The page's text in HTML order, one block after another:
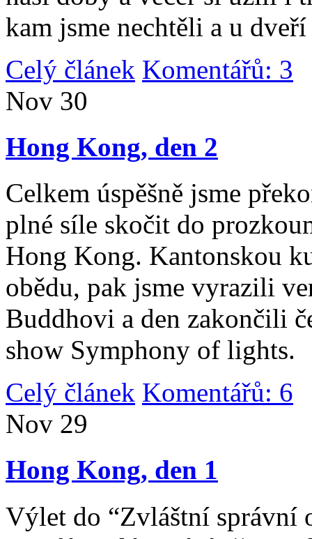
kam jsme nechtěli a u
Celý článek Komentářů: 3
Nov 30
Hong Kong, den 2
Celkem úspěšně jsme
plné síle skočit do
Hong Kong. Kantonskou
obědu, pak jsme vyrazili
Buddhovi a den zakončili
show Symphony of lights.
Celý článek Komentářů: 6
Nov 29
Hong Kong, den 1
Výlet do “Zvláštní správní